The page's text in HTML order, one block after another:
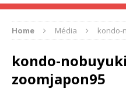
Home Média kondo-
kondo-
zoomjapon95